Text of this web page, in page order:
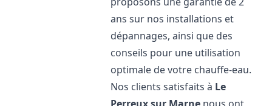
ans sur nos installations et
dépannages, ainsi que des
conseils pour une utilisation
optimale de votre chauffe-eau.
Nos clients satisfaits à Le